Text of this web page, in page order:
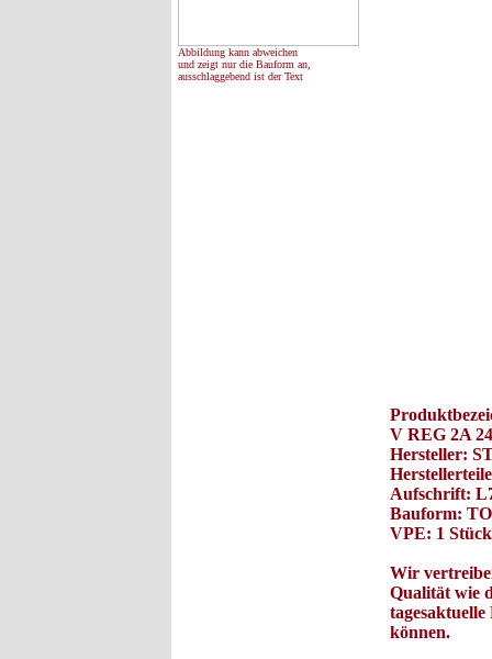
Abbildung kann abweichen
und zeigt nur die Bauform an,
ausschlaggebend ist der Text
V REG 2A
Hersteller:
Aufschrift:
Bauform:
VPE: 1
Wir
Qualität wie
können.